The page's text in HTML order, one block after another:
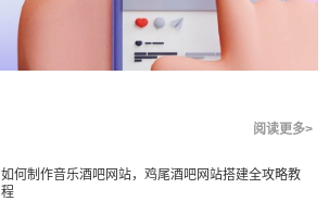
阅读更多>
如何制作音乐酒吧网站，鸡尾酒吧网站搭建全攻略教
程